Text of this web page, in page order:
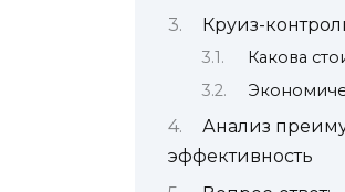
Круиз-
Какова
Анализ
эффективность